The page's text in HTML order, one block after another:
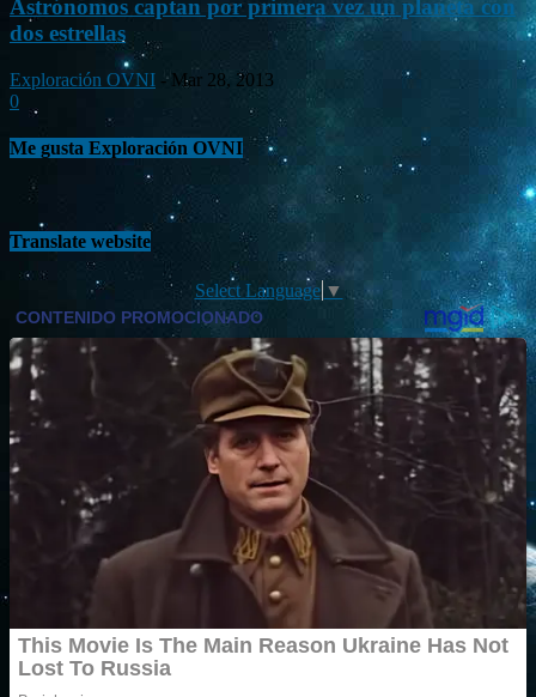
Astrónomos captan por primera vez un planeta con
dos estrellas
Exploración OVNI - Mar 28, 2013
0
Me gusta Exploración OVNI
Translate website
Select Language ▼